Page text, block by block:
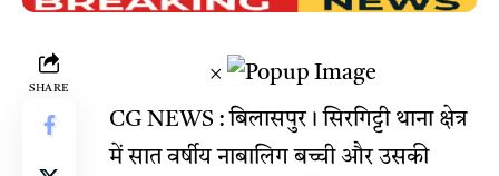
SHARE
×
CG NEWS : बिलासपुर। सिरगिट्टी थाना क्षेत्र
में सात वर्षीय नाबालिग बच्ची और उसकी